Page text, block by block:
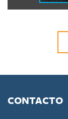
CONTACTO